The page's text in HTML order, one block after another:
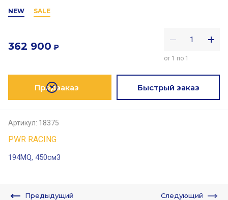
NEW SALE
362 900 ₽
от 1 по 1
Предзаказ Быстрый заказ
Артикул: 18375
PWR RACING
194MQ, 450см3
Предыдущий Следующий